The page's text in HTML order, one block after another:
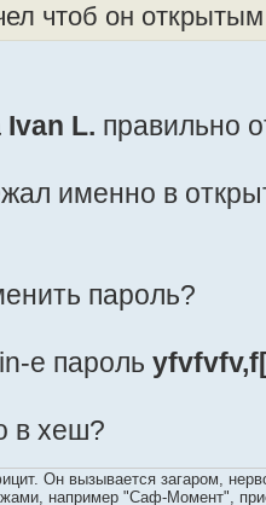
чтоб он
L. правильно
именно в
пароль?
e пароль
в хеш?
Он вызывается загаром,
например "Саф-Момент",